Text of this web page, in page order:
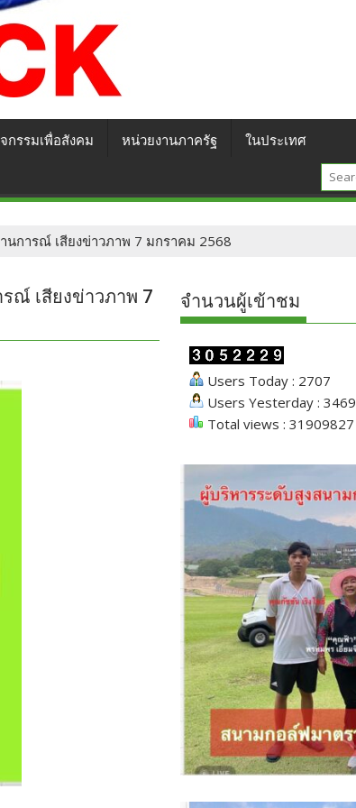
กรรมเพื่อสังคม หน่วยงานภาครัฐ ในประเทศ
การณ์ เสียงข่าวภาพ 7 มกราคม 2568
ณ์ เสียงข่าวภาพ 7
จำนวนผู้เข้าชม
Users Today : 2707
Users Yesterday : 3469
Total views : 31909827